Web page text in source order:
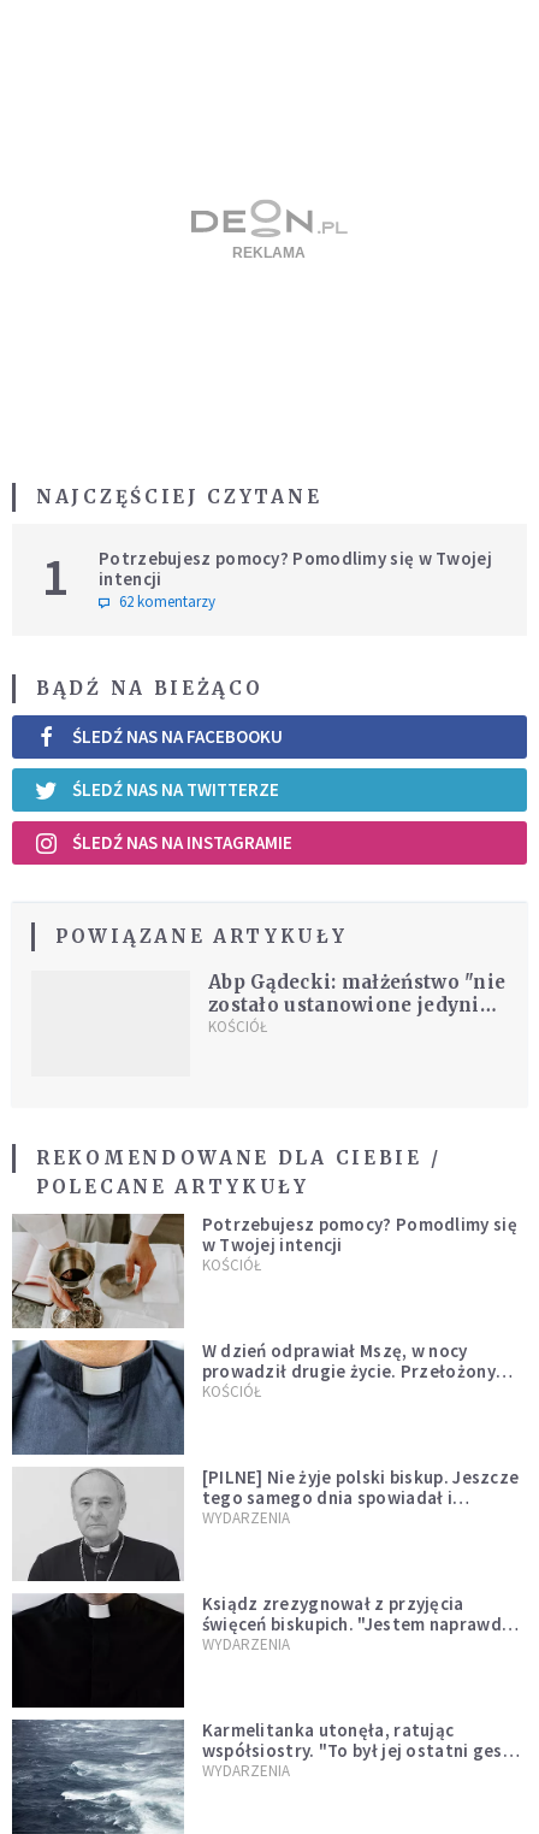
NAJCZĘŚCIEJ CZYTANE
1
Potrzebujesz pomocy? Pomodlimy się w Twojej
intencji
62 komentarzy
BĄDŹ NA BIEŻĄCO
ŚLEDŹ NAS NA FACEBOOKU
ŚLEDŹ NAS NA TWITTERZE
ŚLEDŹ NAS NA INSTAGRAMIE
POWIĄZANE ARTYKUŁY
Abp Gądecki: małżeństwo "nie
zostało ustanowione jedynie
w celu zrodzenia dzieci"
KOŚCIÓŁ
REKOMENDOWANE DLA CIEBIE /
POLECANE ARTYKUŁY
Potrzebujesz pomocy? Pomodlimy się
w Twojej intencji
KOŚCIÓŁ
W dzień odprawiał Mszę, w nocy
prowadził drugie życie. Przełożony
kazał mu opuścić zakon
KOŚCIÓŁ
[PILNE] Nie żyje polski biskup. Jeszcze
tego samego dnia spowiadał i
sprawował Mszę świętą
WYDARZENIA
Ksiądz zrezygnował z przyjęcia
święceń biskupich. "Jestem naprawdę
niegodny"
WYDARZENIA
Karmelitanka utonęła, ratując
współsiostry. "To był jej ostatni gest
miłości"
WYDARZENIA